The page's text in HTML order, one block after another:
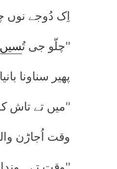
اِک دُوجے نوں
''چلّو جی تُسیں
پھیر سناونا
''میں تے تاش
وقت اُجاڑن